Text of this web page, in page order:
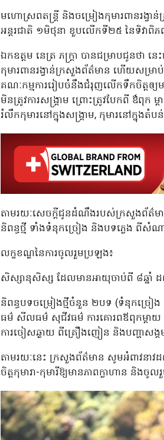
មហោស្រពតន្ត្រី និងចម្រៀងកុមារពានរង្វ
អន្តរជាតិ ១មិថុនា ខួបលើកទី២៥ នៃទិវាពិ
ឯកឧត្តម នេត្រ ភក្ត្រា បានជម្រាបជូនថា
កុមារពានរង្វាន់ក្រសួងព័ត៌មាន ហើយសម្រា
គណៈកម្មការរៀបចំនឹងជំរុញលើកទឹកចិត្តឲ្យ
មិនត្រូវការសង្គ្រាម ព្រោះត្រូវបែកពី ឳពុក
រំលឹកកុមារនៅក្នុងសង្គ្រាម, កុមារនៅក្នុង
តាមរយៈសេចក្តីជូនដំណឹងរបស់ក្រសួងព័ត៌មា
និពន្ធថ្មី ទាំងទំនុកច្រៀង និងបទភ្លេង ពីសំណ
លក្ខខណ្ឌនៃការចូលរួមប្រឡង៖
សិស្សានុសិស្ស ដែលមានអាយុចាប់ពី ៨ឆ្នាំ
និពន្ធបទចម្រៀងថ្មីចំនួន ២បទ (ទំនុកច្រៀង
ធម៌ សីលធម៌ សុជីវធម៌ ការគោរពឪពុកម្តាយ និង
ការចៀសឆ្ងាយ ពីគ្រឿងញៀន និងបញ្ហាសង្
តាមរយៈនេះ ក្រសួងព័ត៌មាន សូមអំពាវនា
ចិត្តកុមារា-កុមារីឱ្យមានភាពក្លាហាន និង